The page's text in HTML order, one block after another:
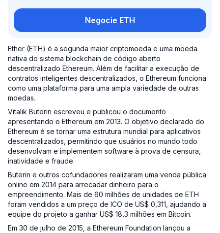
Negocie ETH
Ether (ETH) é a segunda maior criptomoeda e uma moeda
nativa do sistema blockchain de código aberto
descentralizado Ethereum. Além de facilitar a execução de
contratos inteligentes descentralizados, o Ethereum funciona
como uma plataforma para uma ampla variedade de outras
moedas.
Vitalik Buterin escreveu e publicou o documento
apresentando o Ethereum em 2013. O objetivo declarado do
Ethereum é se tornar uma estrutura mundial para aplicativos
descentralizados, permitindo que usuários no mundo todo
desenvolvam e implementem software à prova de censura,
inatividade e fraude.
Buterin e outros cofundadores realizaram uma venda pública
online em 2014 para arrecadar dinheiro para o
empreendimento. Mais de 60 milhões de unidades de ETH
foram vendidos a um preço de ICO de US$ 0,311, ajudando a
equipe do projeto a ganhar US$ 18,3 milhões em Bitcoin.
Em 30 de julho de 2015, a Ethereum Foundation lançou a